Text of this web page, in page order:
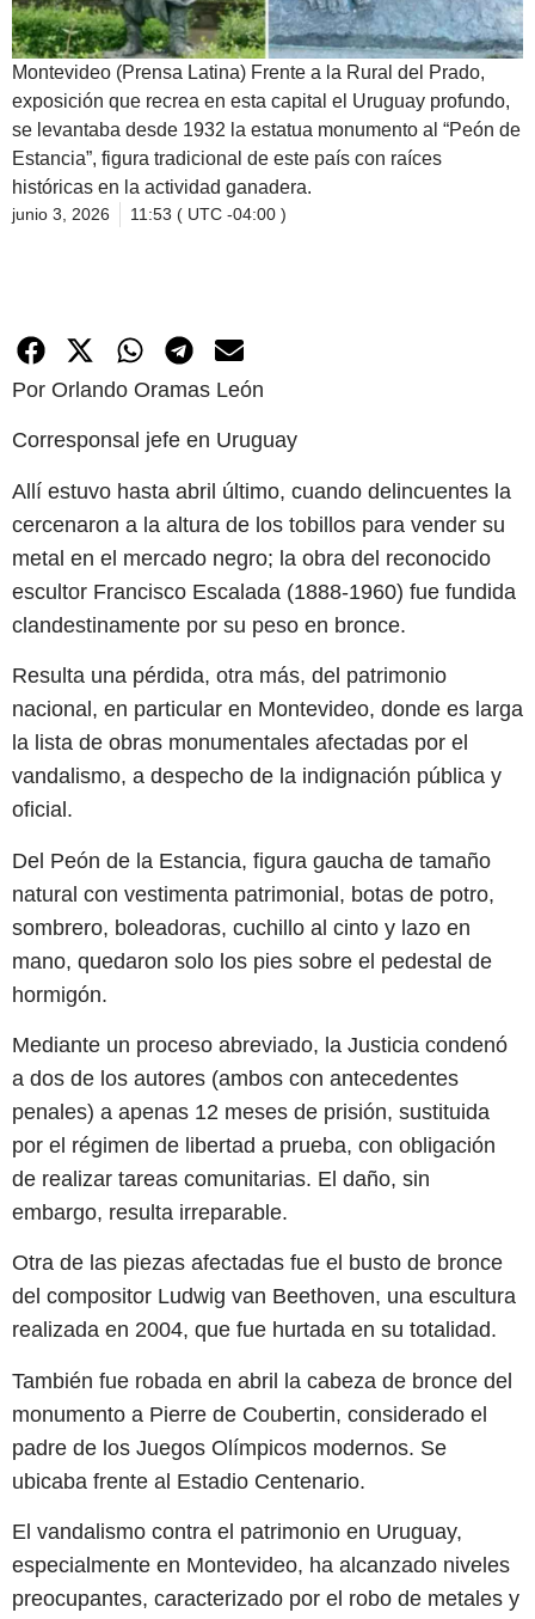
Montevideo (Prensa Latina) Frente a la Rural del Prado,
exposición que recrea en esta capital el Uruguay profundo,
se levantaba desde 1932 la estatua monumento al “Peón de
Estancia”, figura tradicional de este país con raíces
históricas en la actividad ganadera.
junio 3, 2026 11:53 ( UTC -04:00 )
Por Orlando Oramas León
Corresponsal jefe en Uruguay
Allí estuvo hasta abril último, cuando delincuentes la
cercenaron a la altura de los tobillos para vender su
metal en el mercado negro; la obra del reconocido
escultor Francisco Escalada (1888-1960) fue fundida
clandestinamente por su peso en bronce.
Resulta una pérdida, otra más, del patrimonio
nacional, en particular en Montevideo, donde es larga
la lista de obras monumentales afectadas por el
vandalismo, a despecho de la indignación pública y
oficial.
Del Peón de la Estancia, figura gaucha de tamaño
natural con vestimenta patrimonial, botas de potro,
sombrero, boleadoras, cuchillo al cinto y lazo en
mano, quedaron solo los pies sobre el pedestal de
hormigón.
Mediante un proceso abreviado, la Justicia condenó
a dos de los autores (ambos con antecedentes
penales) a apenas 12 meses de prisión, sustituida
por el régimen de libertad a prueba, con obligación
de realizar tareas comunitarias. El daño, sin
embargo, resulta irreparable.
Otra de las piezas afectadas fue el busto de bronce
del compositor Ludwig van Beethoven, una escultura
realizada en 2004, que fue hurtada en su totalidad.
También fue robada en abril la cabeza de bronce del
monumento a Pierre de Coubertin, considerado el
padre de los Juegos Olímpicos modernos. Se
ubicaba frente al Estadio Centenario.
El vandalismo contra el patrimonio en Uruguay,
especialmente en Montevideo, ha alcanzado niveles
preocupantes, caracterizado por el robo de metales y